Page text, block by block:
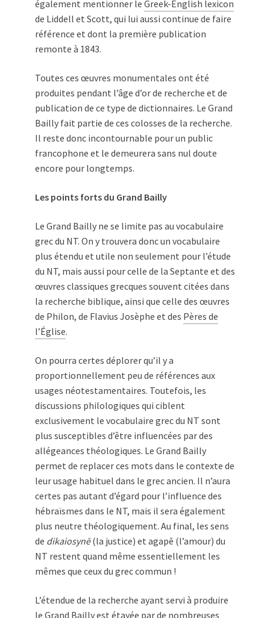
également mentionner le Greek-English lexicon
de Liddell et Scott, qui lui aussi continue de faire
référence et dont la première publication
remonte à 1843.
Toutes ces œuvres monumentales ont été
produites pendant l’âge d’or de recherche et de
publication de ce type de dictionnaires. Le Grand
Bailly fait partie de ces colosses de la recherche.
Il reste donc incontournable pour un public
francophone et le demeurera sans nul doute
encore pour longtemps.
Les points forts du Grand Bailly
Le Grand Bailly ne se limite pas au vocabulaire
grec du NT. On y trouvera donc un vocabulaire
plus étendu et utile non seulement pour l’étude
du NT, mais aussi pour celle de la Septante et des
œuvres classiques grecques souvent citées dans
la recherche biblique, ainsi que celle des œuvres
de Philon, de Flavius Josèphe et des Pères de
l’Église.
On pourra certes déplorer qu’il y a
proportionnellement peu de références aux
usages néotestamentaires. Toutefois, les
discussions philologiques qui ciblent
exclusivement le vocabulaire grec du NT sont
plus susceptibles d’être influencées par des
allégeances théologiques. Le Grand Bailly
permet de replacer ces mots dans le contexte de
leur usage habituel dans le grec ancien. Il n’aura
certes pas autant d’égard pour l’influence des
hébraïsmes dans le NT, mais il sera également
plus neutre théologiquement. Au final, les sens
de dikaiosynē(la justice) et agapē (l’amour) du
NT restent quand même essentiellement les
mêmes que ceux du grec commun !
L’étendue de la recherche ayant servi à produire
le Grand Bailly est étayée par de nombreuses